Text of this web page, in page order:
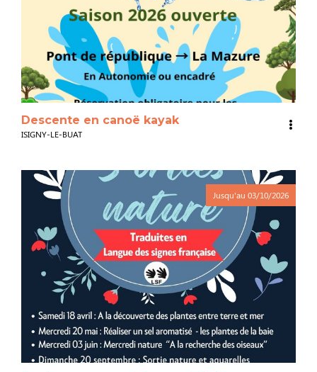
Descente en canoë kayak
ISIGNY-LE-BUAT
Jusqu'au 03/10/2026